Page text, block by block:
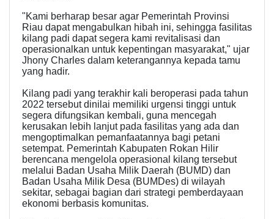
"Kami berharap besar agar Pemerintah Provinsi
Riau dapat mengabulkan hibah ini, sehingga fasilitas
kilang padi dapat segera kami revitalisasi dan
operasionalkan untuk kepentingan masyarakat," ujar
Jhony Charles dalam keterangannya kepada tamu
yang hadir.
Kilang padi yang terakhir kali beroperasi pada tahun
2022 tersebut dinilai memiliki urgensi tinggi untuk
segera difungsikan kembali, guna mencegah
kerusakan lebih lanjut pada fasilitas yang ada dan
mengoptimalkan pemanfaatannya bagi petani
setempat. Pemerintah Kabupaten Rokan Hilir
berencana mengelola operasional kilang tersebut
melalui Badan Usaha Milik Daerah (BUMD) dan
Badan Usaha Milik Desa (BUMDes) di wilayah
sekitar, sebagai bagian dari strategi pemberdayaan
ekonomi berbasis komunitas.